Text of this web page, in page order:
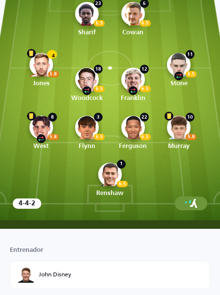
23
6.5
Sharif
6
6.5
Cowan
4
5.8
Jones
18
6.5
Woodcock
12
6.5
Franklin
11
6.5
Stone
8
5.8
West
3
6.5
Flynn
22
6.5
Ferguson
10
5.8
Murray
1
6.5
Renshaw
4-4-2
Entrenador
John Disney